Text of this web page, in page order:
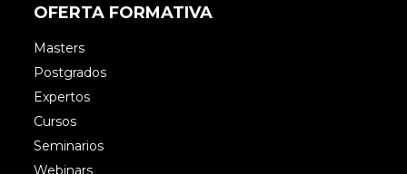
OFERTA FORMATIVA
Masters
Postgrados
Expertos
Cursos
Seminarios
Webinars